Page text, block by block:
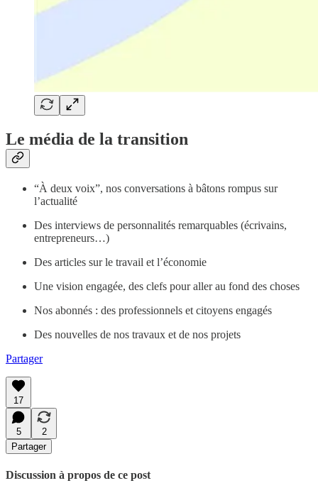
Le média de la transition
“À deux voix”, nos conversations à bâtons rompus sur
l’actualité
Des interviews de personnalités remarquables (écrivains,
entrepreneurs…)
Des articles sur le travail et l’économie
Une vision engagée, des clefs pour aller au fond des choses
Nos abonnés : des professionnels et citoyens engagés
Des nouvelles de nos travaux et de nos projets
Partager
17
5
2
Partager
Discussion à propos de ce post